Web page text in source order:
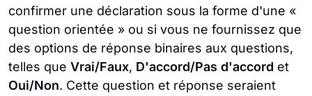
confirmer une déclaration sous la forme d'une «
question orientée » ou si vous ne fournissez que
des options de réponse binaires aux questions,
telles que Vrai/Faux, D'accord/Pas d'accord et
Oui/Non. Cette question et réponse seraient